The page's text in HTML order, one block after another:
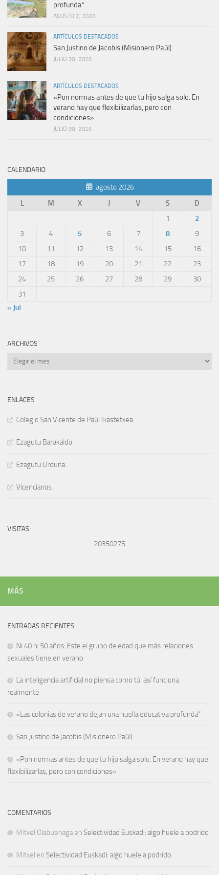
profunda”
AGOSTO 2, 2026
ARTÍCULOS DESTACADOS
San Justino de Jacobis (Misionero Paúl)
JULIO 30, 2026
ARTÍCULOS DESTACADOS
«Pon normas antes de que tu hijo salga solo. En
verano hay que flexibilizarlas, pero con
condiciones»
JULIO 30, 2026
CALENDARIO
agosto 2026
L
M X J V S
D
1
2
3
4 5 6 7 8
9
10
11 12 13 14 15
16
17
18 19 20 21 22
23
24
25 26 27 28 29
30
31
« Jul
ARCHIVOS
Archivos
ENLACES
Colegio San Vicente de Paúl Ikastetxea
Ezagutu Barakaldo
Ezagutu Urduna
Vicencianos
VISITAS:
20350275
MÁS
ENTRADAS RECIENTES
Ni 40 ni 50 años: Este el grupo de edad que más relaciones
sexuales tiene en verano
La inteligencia artificial no piensa como tú: así funciona
realmente
«Las colonias de verano dejan una huella educativa profunda”
San Justino de Jacobis (Misionero Paúl)
«Pon normas antes de que tu hijo salga solo. En verano hay que
flexibilizarlas, pero con condiciones»
COMENTARIOS
Mitxel Olabuenaga en Selectividad Euskadi: algo huele a podrido
Mitxel en Selectividad Euskadi: algo huele a podrido